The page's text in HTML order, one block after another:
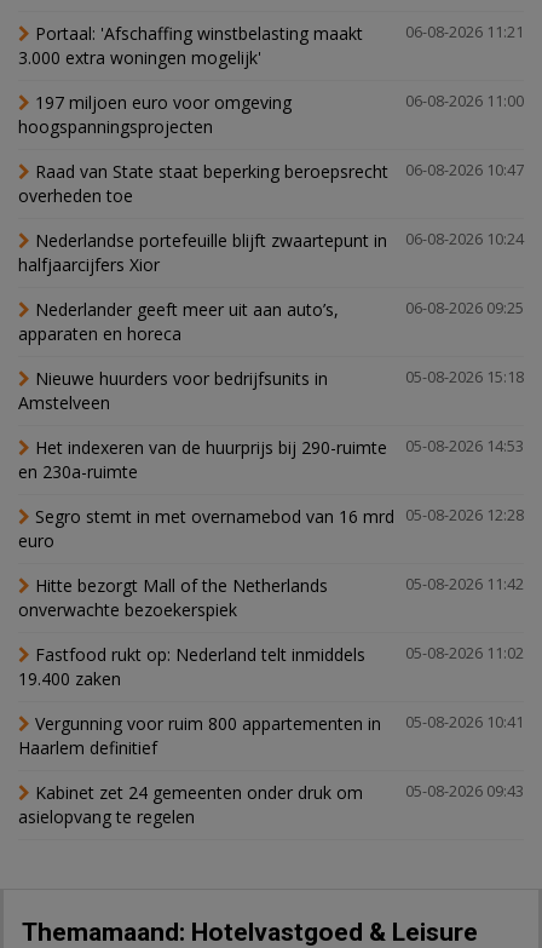
06-08-2026 11:21
Portaal: 'Afschaffing winstbelasting maakt
3.000 extra woningen mogelijk'
06-08-2026 11:00
197 miljoen euro voor omgeving
hoogspanningsprojecten
06-08-2026 10:47
Raad van State staat beperking beroepsrecht
overheden toe
06-08-2026 10:24
Nederlandse portefeuille blijft zwaartepunt in
halfjaarcijfers Xior
06-08-2026 09:25
Nederlander geeft meer uit aan auto’s,
apparaten en horeca
05-08-2026 15:18
Nieuwe huurders voor bedrijfsunits in
Amstelveen
05-08-2026 14:53
Het indexeren van de huurprijs bij 290-ruimte
en 230a-ruimte
05-08-2026 12:28
Segro stemt in met overnamebod van 16 mrd
euro
05-08-2026 11:42
Hitte bezorgt Mall of the Netherlands
onverwachte bezoekerspiek
05-08-2026 11:02
Fastfood rukt op: Nederland telt inmiddels
19.400 zaken
05-08-2026 10:41
Vergunning voor ruim 800 appartementen in
Haarlem definitief
05-08-2026 09:43
Kabinet zet 24 gemeenten onder druk om
asielopvang te regelen
Themamaand: Hotelvastgoed & Leisure